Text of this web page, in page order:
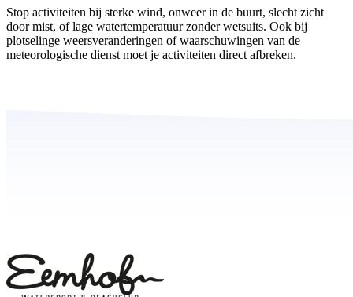
Stop activiteiten bij sterke wind, onweer in de buurt, slecht zicht
door mist, of lage watertemperatuur zonder wetsuits. Ook bij
plotselinge weersveranderingen of waarschuwingen van de
meteorologische dienst moet je activiteiten direct afbreken.